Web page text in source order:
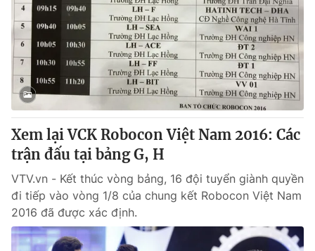
Xem lại VCK Robocon Việt Nam 2016: Các
trận đấu tại bảng G, H
VTV.vn - Kết thúc vòng bảng, 16 đội tuyển giành quyền
đi tiếp vào vòng 1/8 của chung kết Robocon Việt Nam
2016 đã được xác định.